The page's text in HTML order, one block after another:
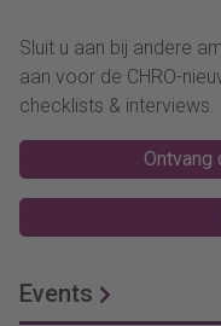
Sluit u aan bij andere
aan voor de CHRO-
checklists & interviews.
Events